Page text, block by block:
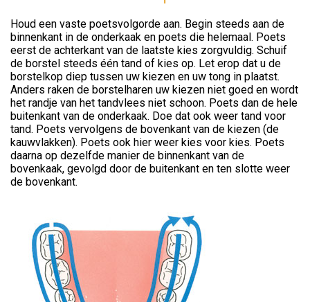
Houd een vaste poetsvolgorde aan. Begin steeds aan de
binnenkant in de onderkaak en poets die helemaal. Poets
eerst de achterkant van de laatste kies zorgvuldig. Schuif
de borstel steeds één tand of kies op. Let erop dat u de
borstelkop diep tussen uw kiezen en uw tong in plaatst.
Anders raken de borstelharen uw kiezen niet goed en wordt
het randje van het tandvlees niet schoon. Poets dan de hele
buitenkant van de onderkaak. Doe dat ook weer tand voor
tand. Poets vervolgens de bovenkant van de kiezen (de
kauwvlakken). Poets ook hier weer kies voor kies. Poets
daarna op dezelfde manier de binnenkant van de
bovenkaak, gevolgd door de buitenkant en ten slotte weer
de bovenkant.